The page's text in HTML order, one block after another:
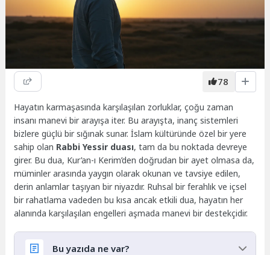
78
Hayatın karmaşasında karşılaşılan zorluklar, çoğu zaman
insanı manevi bir arayışa iter. Bu arayışta, inanç sistemleri
bizlere güçlü bir sığınak sunar. İslam kültüründe özel bir yere
sahip olan Rabbi Yessir duası, tam da bu noktada devreye
girer. Bu dua, Kur’an-ı Kerim’den doğrudan bir ayet olmasa da,
müminler arasında yaygın olarak okunan ve tavsiye edilen,
derin anlamlar taşıyan bir niyazdır. Ruhsal bir ferahlık ve içsel
bir rahatlama vadeden bu kısa ancak etkili dua, hayatın her
alanında karşılaşılan engelleri aşmada manevi bir destekçidir.
Bu yazıda ne var?